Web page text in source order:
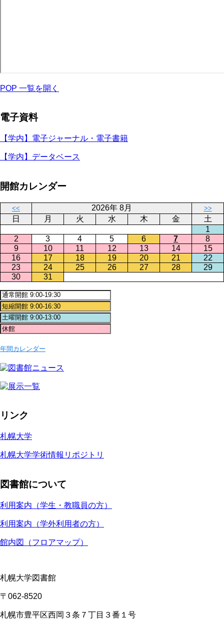
POP 一覧を開く
電子資料
【学内】電子ジャーナル・電子書籍
【学内】データベース
開館カレンダー
<< 2026年 8月 >>
日 月 火 水 木 金
土
1
2
3 4 5 6 7
8
9
10 11 12 13 14
15
16
17 18 19 20 21
22
23
24 25 26 27 28
29
30
31
年間カレンダー
リンク
札幌大学
札幌大学学術情報リポジトリ
図書館について
利用案内（学生・教職員の方）
利用案内（学外利用者の方）
館内図（フロアマップ）
札幌大学図書館
〒062-8520
札幌市豊平区西岡３条７丁目３番１号